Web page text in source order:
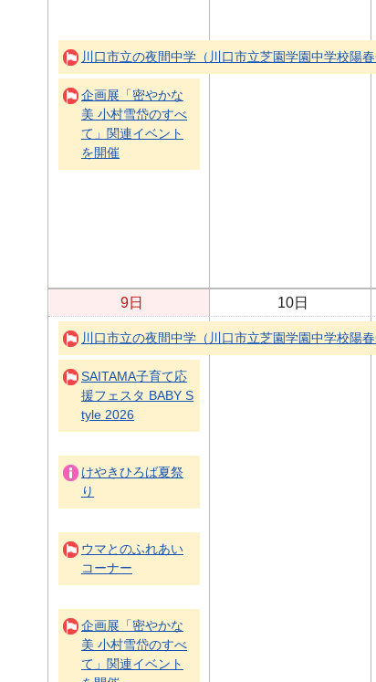
川口市立の夜間中学（川口市立芝園学園中学校陽
企画展「密やかな
美 小村雪岱のすべ
て」関連イベント
を開催
9日 10日
川口市立の夜間中学（川口市立芝園学園中学校陽
SAITAMA子育て応
援フェスタ BABY S
tyle 2026
けやきひろば夏祭
り
ウマとのふれあい
コーナー
企画展「密やかな
美 小村雪岱のすべ
て」関連イベント